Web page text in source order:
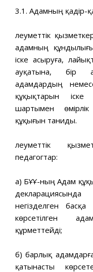
3.1. Адамның қадір-
Әлеуметтік
адамның
іске асыруға,
ауқатына, бір
адамдардың
құқықтарын іске
шартымен
құқығын таниды.
Әлеуметтік
педагогтар:
а) БҰҰ-ның Адам
негізделген
көрсетілген
құрметтейді;
б) барлық
қатынасты